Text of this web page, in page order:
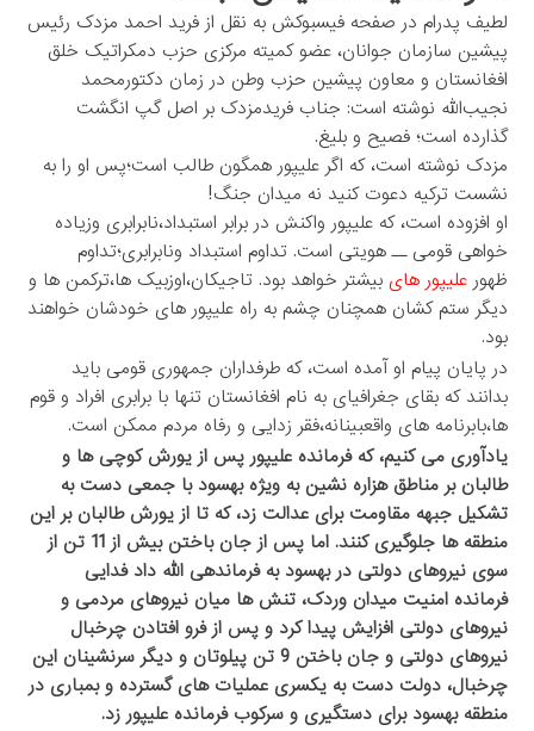
لطیف پدرام در صفحه فیسبوکش به نقل از فرید احمد مزدک رئیس
پیشین سازمان جوانان، عضو کمیته مرکزی حزب دمکراتیک خلق
افغانستان و معاون پیشین حزب وطن در زمان دکتورمحمد
نجیب‌الله نوشته است: جناب فریدمزدک بر اصل گپ انگشت
گذارده است؛ فصیح و بلیغ.
مزدک نوشته است، که اگر علیپور همگون طالب است؛پس او را به
نشست ترکیه دعوت کنید نه میدان جنگ!
او افزوده است، که علیپور واکنش در برابر استبداد،نابرابری وزیاده
خواهی قومی ــ هویتی است. تداوم استبداد ونابرابری؛تداوم
ظهور علیپور های بیشتر خواهد بود. تاجیکان،اوزبیک ها،ترکمن ها و
دیگر ستم کشان همچنان چشم به راه علیپور های خودشان خواهند
بود.
در پایان پیام او آمده است، که طرفداران جمهوری قومی باید
بدانند که بقای جغرافیای به نام افغانستان تنها با برابری افراد و قوم
ها،بابرنامه های واقعبینانه،فقر زدایی و رفاه مردم ممکن است.
یادآوری می کنیم، که فرمانده علیپور پس از یورش کوچی ها و
طالبان بر مناطق هزاره نشین به ویژه بهسود با جمعی دست به
تشکیل جبهه مقاومت برای عدالت زد، که تا از یورش طالبان بر این
منطقه ها جلوگیری کنند. اما پس از جان باختن بیش از 11 تن از
سوی نیروهای دولتی در بهسود به فرماندهی الله داد فدایی
فرمانده امنیت میدان وردک، تنش ها میان نیروهای مردمی و
نیروهای دولتی افزایش پیدا کرد و پس از فرو افتادن چرخبال
نیروهای دولتی و جان باختن 9 تن پیلوتان و دیگر سرنشینان این
چرخبال، دولت دست به یکسری عملیات های گسترده و بمباری در
منطقه بهسود برای دستگیری و سرکوب فرمانده علیپور زد.